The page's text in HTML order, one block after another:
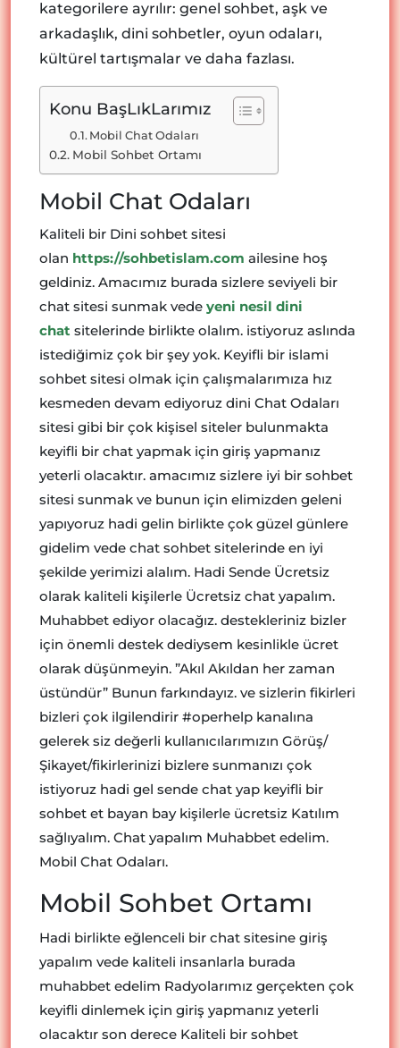
kategorilere ayrılır: genel sohbet, aşk ve
arkadaşlık, dini sohbetler, oyun odaları,
kültürel tartışmalar ve daha fazlası.
Konu BaşLıkLarımız
Mobil Chat Odaları
Mobil Sohbet Ortamı
Mobil Chat Odaları
Kaliteli bir Dini sohbet sitesi
olan https://sohbetislam.com ailesine hoş
geldiniz. Amacımız burada sizlere seviyeli bir
chat sitesi sunmak vede yeni nesil dini
chat sitelerinde birlikte olalım. istiyoruz aslında
istediğimiz çok bir şey yok. Keyifli bir islami
sohbet sitesi olmak için çalışmalarımıza hız
kesmeden devam ediyoruz dini Chat Odaları
sitesi gibi bir çok kişisel siteler bulunmakta
keyifli bir chat yapmak için giriş yapmanız
yeterli olacaktır. amacımız sizlere iyi bir sohbet
sitesi sunmak ve bunun için elimizden geleni
yapıyoruz hadi gelin birlikte çok güzel günlere
gidelim vede chat sohbet sitelerinde en iyi
şekilde yerimizi alalım. Hadi Sende Ücretsiz
olarak kaliteli kişilerle Ücretsiz chat yapalım.
Muhabbet ediyor olacağız. destekleriniz bizler
için önemli destek dediysem kesinlikle ücret
olarak düşünmeyin. ”Akıl Akıldan her zaman
üstündür” Bunun farkındayız. ve sizlerin fikirleri
bizleri çok ilgilendirir #operhelp kanalına
gelerek siz değerli kullanıcılarımızın Görüş/
Şikayet/fikirlerinizi bizlere sunmanızı çok
istiyoruz hadi gel sende chat yap keyifli bir
sohbet et bayan bay kişilerle ücretsiz Katılım
sağlıyalım. Chat yapalım Muhabbet edelim.
Mobil Chat Odaları.
Mobil Sohbet Ortamı
Hadi birlikte eğlenceli bir chat sitesine giriş
yapalım vede kaliteli insanlarla burada
muhabbet edelim Radyolarımız gerçekten çok
keyifli dinlemek için giriş yapmanız yeterli
olacaktır son derece Kaliteli bir sohbet